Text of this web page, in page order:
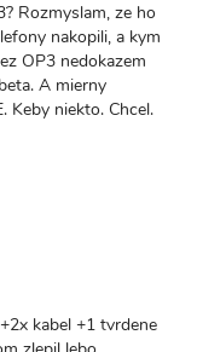
Rozmyslam, ze ho
nakopili, a kym
OP3 nedokazem
A mierny
Keby niekto. Chcel.
kabel +1 tvrdene